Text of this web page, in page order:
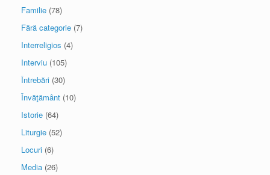
Familie (78)
Fără categorie (7)
Interreligios (4)
Interviu (105)
Întrebări (30)
Învăţământ (10)
Istorie (64)
Liturgie (52)
Locuri (6)
Media (26)